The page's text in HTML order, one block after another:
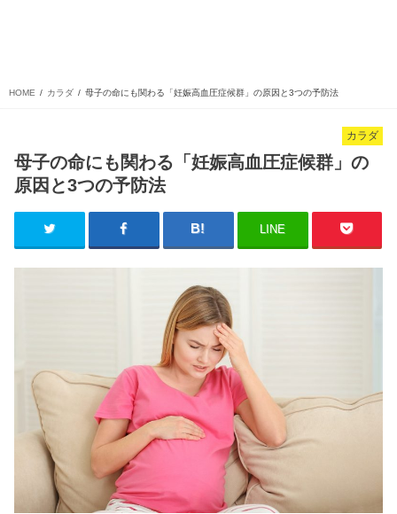
HOME カラダ 母子の命にも関わる「妊娠高血圧症候群」の原因と3つの予防法
カラダ
母子の命にも関わる「妊娠高血圧症候群」の
原因と3つの予防法
LINE